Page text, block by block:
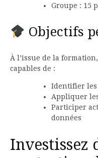
Groupe : 15
Objectifs
À l’issue de la
capables de :
Identifier les
Appliquer
Participer
données
Investissez